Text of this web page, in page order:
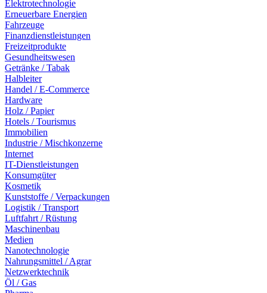
Elektrotechnologie
Erneuerbare Energien
Fahrzeuge
Finanzdienstleistungen
Freizeitprodukte
Gesundheitswesen
Getränke / Tabak
Halbleiter
Handel / E-Commerce
Hardware
Holz / Papier
Hotels / Tourismus
Immobilien
Industrie / Mischkonzerne
Internet
IT-Dienstleistungen
Konsumgüter
Kosmetik
Kunststoffe / Verpackungen
Logistik / Transport
Luftfahrt / Rüstung
Maschinenbau
Medien
Nanotechnologie
Nahrungsmittel / Agrar
Netzwerktechnik
Öl / Gas